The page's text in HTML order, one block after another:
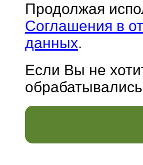
Продолжая
Соглашения в
данных.
Если Вы не